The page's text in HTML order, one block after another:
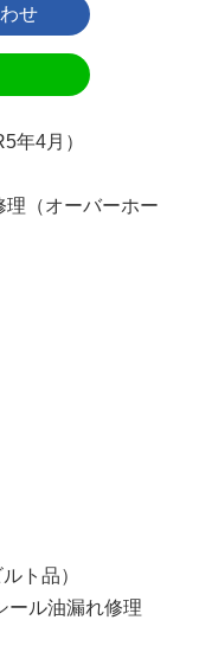
年4月）
理（オーバーホー
ト品）
ール油漏れ修理